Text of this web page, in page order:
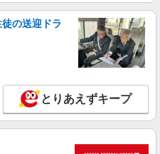
看護助手≫子育て世代活躍中！
♪
〜2125円 ＜日払い有/週払い有/交
詳細を見る
の送迎ドラ
とりあえずキープ